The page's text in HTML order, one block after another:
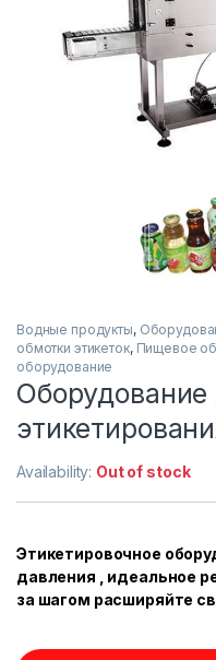
Водные продукты,
обмотки этикеток, Пищевое
оборудование
Оборудование
Availability: Out of stock
Этикетировочное
давления , идеальное
за шагом расширяйте